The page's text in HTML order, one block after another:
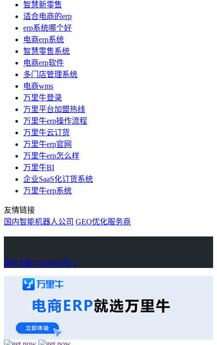
智慧新零售
适合电商的erp
erp系统哪个好
电商erp系统
智慧零售系统
电商erp软件
多门店管理系统
电商wms
万里牛登录
万里平台加盟热线
万里牛erp操作流程
万里牛云订货
万里牛erp官网
万里牛erp怎么样
万里牛BI
企业SaaS化订货系统
万里牛erp系统
友情链接
国内智能机器人公司 GEO优化服务商
浙ICP备11057864号-1